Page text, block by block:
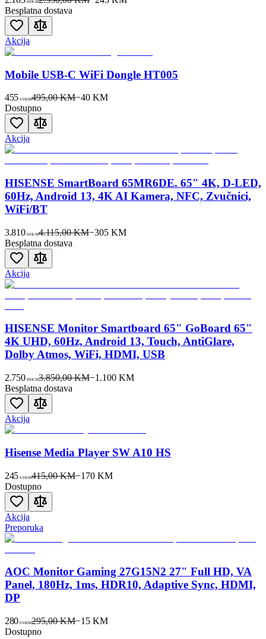
00KM
Besplatna dostava
Akcija
Mobile USB-C WiFi Dongle HT005
455 00KM495,00 KM−40 KM
Dostupno
Akcija
HISENSE SmartBoard 65MR6DE. 65" 4K, D-LED,
60Hz, Android 13, 4K AI Kamera, NFC, Zvučnici,
WiFi/BT
3.810 00KM4.115,00 KM−305KM
Besplatna dostava
Akcija
HISENSE Monitor Smartboard 65" GoBoard 65"
4K UHD, 60Hz, Android 13, Touch, AntiGlare,
Dolby Atmos, WiFi, HDMI, USB
2.750 00KM3.850,00 KM−1.100KM
Besplatna dostava
Akcija
Hisense Media Player SW A10 HS
245 00KM415,00 KM−170 KM
Dostupno
Akcija
Preporuka
AOC Monitor Gaming 27G15N2 27" Full HD, VA
Panel, 180Hz, 1ms, HDR10, Adaptive Sync, HDMI,
DP
280 00KM295,00 KM−15 KM
Dostupno